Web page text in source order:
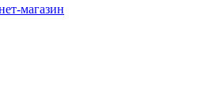
магазин